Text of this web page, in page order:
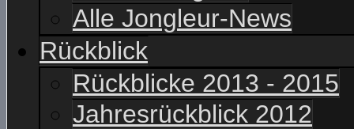
Alle Jongleur-News
Rückblick
Rückblicke 2013 - 2015
Jahresrückblick 2012